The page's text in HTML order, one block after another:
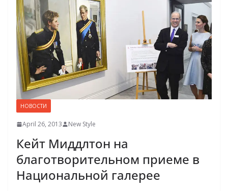
НОВОСТИ
April 26, 2013 New Style
Кейт Миддлтон на
благотворительном приеме в
Национальной галерее